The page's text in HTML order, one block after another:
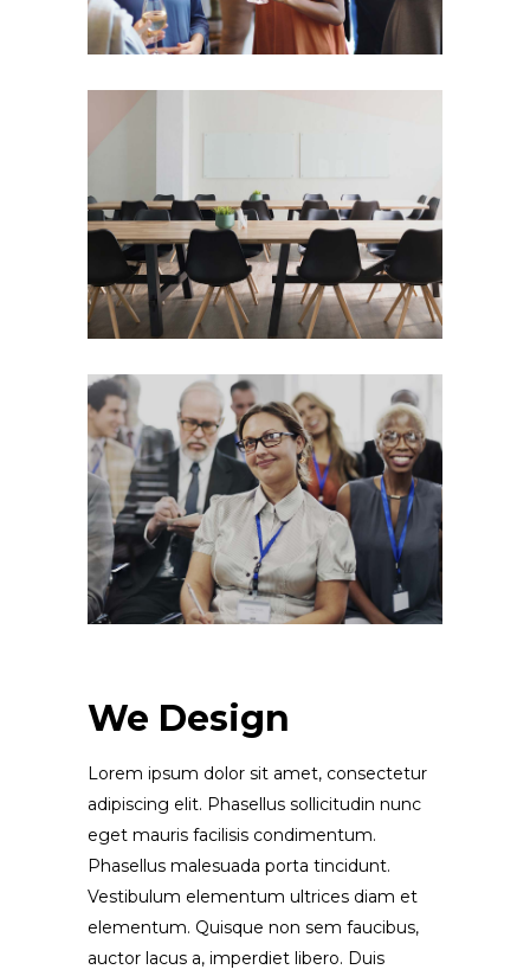
We Design
Lorem ipsum dolor sit amet, consectetur
adipiscing elit. Phasellus sollicitudin nunc
eget mauris facilisis condimentum.
Phasellus malesuada porta tincidunt.
Vestibulum elementum ultrices diam et
elementum. Quisque non sem faucibus,
auctor lacus a, imperdiet libero. Duis